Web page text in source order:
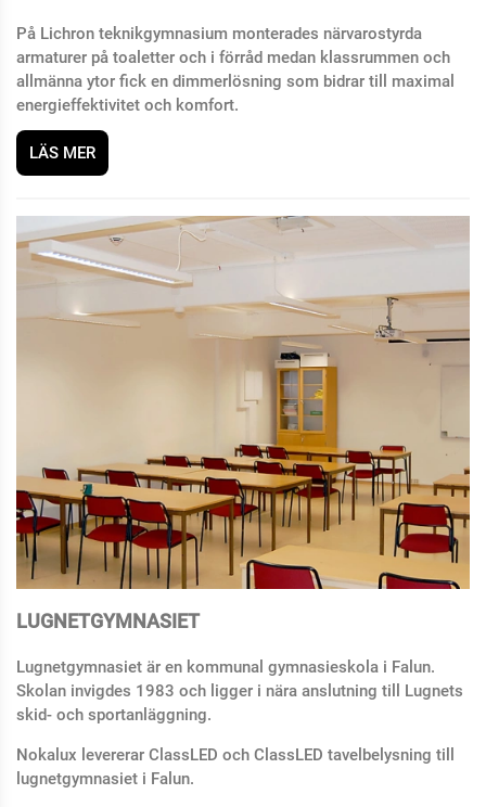
På Lichron teknikgymnasium monterades närvarostyrda
armaturer på toaletter och i förråd medan klassrummen och
allmänna ytor fick en dimmerlösning som bidrar till maximal
energieffektivitet och komfort.
LÄS MER
LUGNETGYMNASIET
Lugnetgymnasiet är en kommunal gymnasieskola i Falun.
Skolan invigdes 1983 och ligger i nära anslutning till Lugnets
skid- och sportanläggning.
Nokalux levererar ClassLED och ClassLED tavelbelysning till
lugnetgymnasiet i Falun.